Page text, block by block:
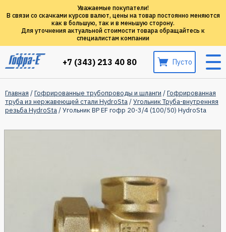
Уважаемые покупатели!
В связи со скачками курсов валют, цены на товар постоянно меняются
как в большую, так и в меньшую сторону.
Для уточнения актуальной стоимости товара обращайтесь к
специалистам компании
+7 (343) 213 40 80 Пусто
Главная /Гофрированные трубопроводы и шланги /Гофрированная
труба из нержавеющей стали HydroSta/Угольник Труба-внутренняя
резьба HydroSta/ Угольник ВР EF гофр 20-3/4 (100/50) HydroSta